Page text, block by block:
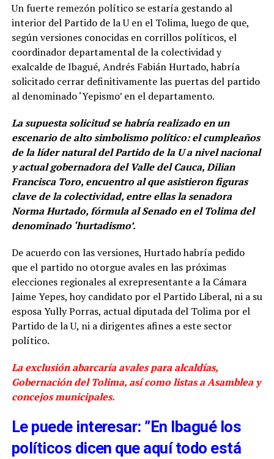
Un fuerte remezón político se estaría gestando al
interior del Partido de la U en el Tolima, luego de que,
según versiones conocidas en corrillos políticos, el
coordinador departamental de la colectividad y
exalcalde de Ibagué, Andrés Fabián Hurtado, habría
solicitado cerrar definitivamente las puertas del partido
al denominado ‘Yepismo’ en el departamento.
La supuesta solicitud se habría realizado en un
escenario de alto simbolismo político: el cumpleaños
de la líder natural del Partido de la U a nivel nacional
y actual gobernadora del Valle del Cauca, Dilian
Francisca Toro, encuentro al que asistieron figuras
clave de la colectividad, entre ellas la senadora
Norma Hurtado, fórmula al Senado en el Tolima del
denominado ‘hurtadismo’.
De acuerdo con las versiones, Hurtado habría pedido
que el partido no otorgue avales en las próximas
elecciones regionales al exrepresentante a la Cámara
Jaime Yepes, hoy candidato por el Partido Liberal, ni a su
esposa Yully Porras, actual diputada del Tolima por el
Partido de la U, ni a dirigentes afines a este sector
político.
La exclusión abarcaría avales para alcaldías,
Gobernación del Tolima, así como listas a Asamblea y
concejos municipales.
Le puede interesar: ”En Ibagué los
políticos dicen que aquí todo está